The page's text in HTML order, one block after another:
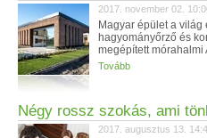
2017. november 02.
Magyar épület a
hagyományőrző és
megépített mórahalmi
Tovább
Négy rossz szokás, ami
2017. augusztus 13.